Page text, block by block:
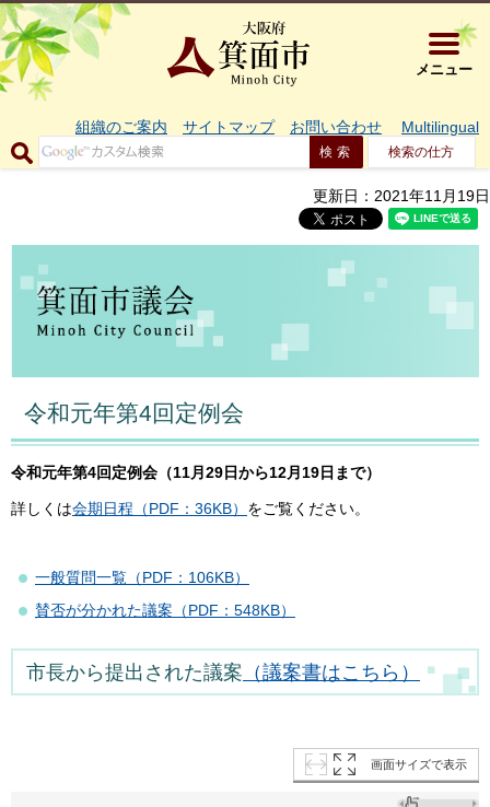
大阪府箕
メニュー
組織のご案内 サイトマップ お問い合わせ Multilingual
検索の仕方
更新日：2021年11月19日
令和元年第4回定例会
令和元年第4回定例会（11月29日から12月19日まで）
詳しくは会期日程（PDF：36KB） をご覧ください。
一般質問一覧（PDF：106KB）
賛否が分かれた議案（PDF：548KB）
市長から提出された議案 （議案書はこちら）
画面サイズで表示